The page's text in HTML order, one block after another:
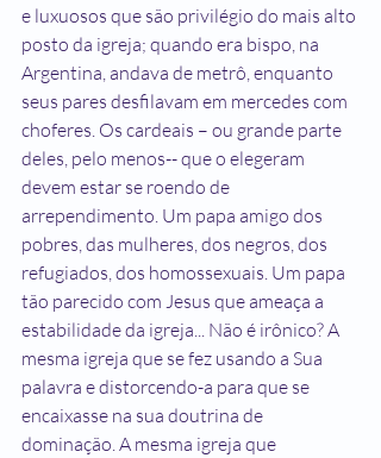
e luxuosos que são privilégio do mais alto
posto da igreja; quando era bispo, na
Argentina, andava de metrô, enquanto
seus pares desfilavam em mercedes com
choferes. Os cardeais – ou grande parte
deles, pelo menos-- que o elegeram
devem estar se roendo de
arrependimento. Um papa amigo dos
pobres, das mulheres, dos negros, dos
refugiados, dos homossexuais. Um papa
tão parecido com Jesus que ameaça a
estabilidade da igreja... Não é irônico? A
mesma igreja que se fez usando a Sua
palavra e distorcendo-a para que se
encaixasse na sua doutrina de
dominação. A mesma igreja que